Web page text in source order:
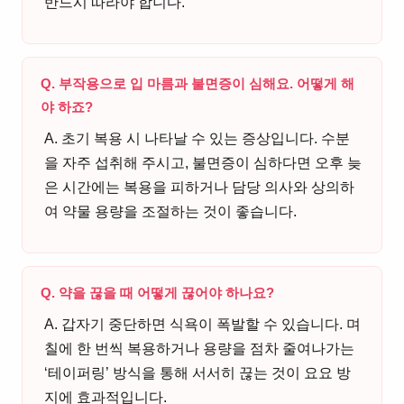
Q. 부작용으로 입 마름과 불면증이 심해요. 어떻게 해
야 하죠?
A. 초기 복용 시 나타날 수 있는 증상입니다. 수분
을 자주 섭취해 주시고, 불면증이 심하다면 오후 늦
은 시간에는 복용을 피하거나 담당 의사와 상의하
여 약물 용량을 조절하는 것이 좋습니다.
Q. 약을 끊을 때 어떻게 끊어야 하나요?
A. 갑자기 중단하면 식욕이 폭발할 수 있습니다. 며
칠에 한 번씩 복용하거나 용량을 점차 줄여나가는
‘테이퍼링’ 방식을 통해 서서히 끊는 것이 요요 방
지에 효과적입니다.